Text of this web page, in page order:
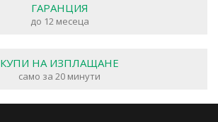
ГАРАНЦИЯ
до 12 месеца
КУПИ НА ИЗПЛАЩАНЕ
само за 20 минути